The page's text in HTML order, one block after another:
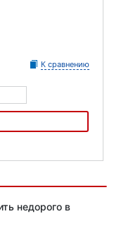
К сравнению
недорого в